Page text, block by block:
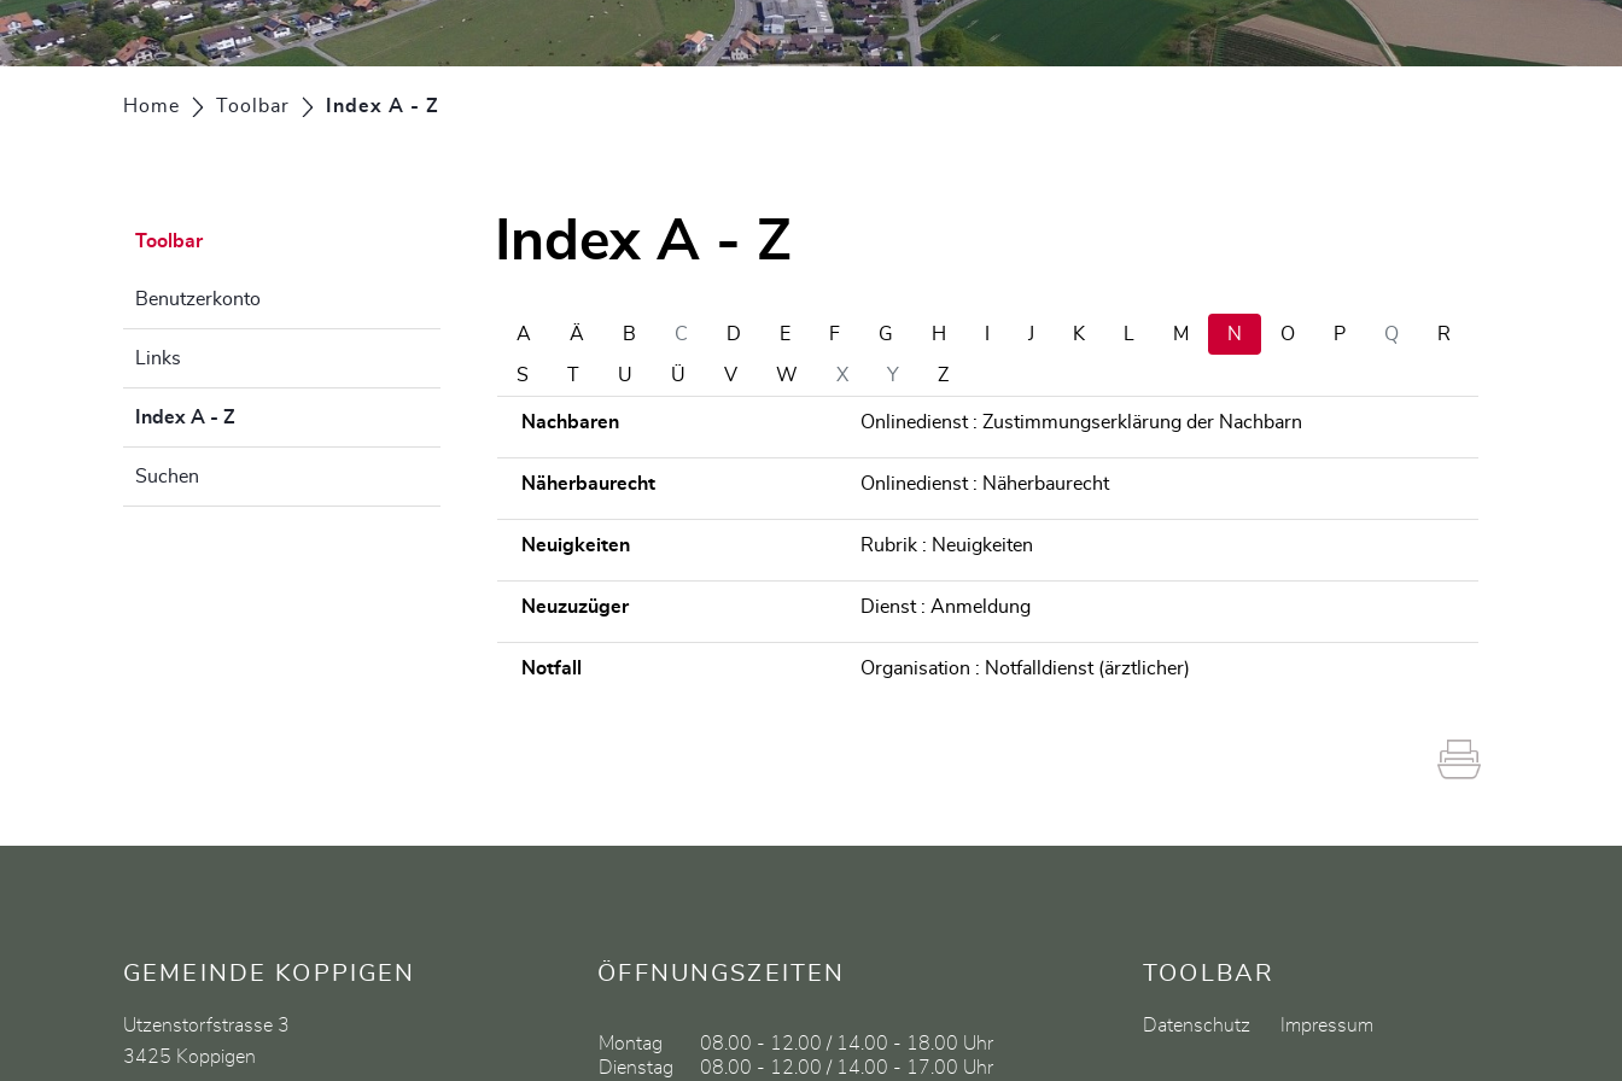
Home Toolbar Index A - Z
Toolbar
Benutzerkonto
Links
Index A - Z
Suchen
Index A - Z
A Ä B C D E F G H J K M N O P Q R
S U Ü V W X Y Z
Nachbaren Onlinedienst : Zustimmungserklärung der Nachbarn
Näherbaurecht Onlinedienst : Näherbaurecht
Neuigkeiten Rubrik : Neuigkeiten
Neuzuzüger Dienst : Anmeldung
Notfall Organisation : Notfalldienst (ärztlicher)
Fusszeile
GEMEINDE KOPPIGEN
Utzenstorfstrasse 3
3425 Koppigen
ÖFFNUNGSZEITEN
Montag
08.00 - 12.00 / 14.00 - 18.00 Uhr
Dienstag
08.00 - 12.00 / 14.00 - 17.00 Uhr
TOOLBAR
Datenschutz Impressum